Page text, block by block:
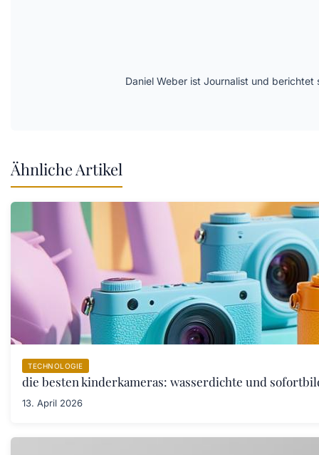
Daniel Weber ist Journalist und
Ähnliche Artikel
TECHNOLOGIE
die besten kinderkameras: wasserdichte und
13. April 2026